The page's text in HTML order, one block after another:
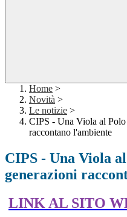
Home >
Novità >
Le notizie >
CIPS - Una Viola al
raccontano l'ambiente
CIPS - Una Viola
generazioni
LINK AL SITO